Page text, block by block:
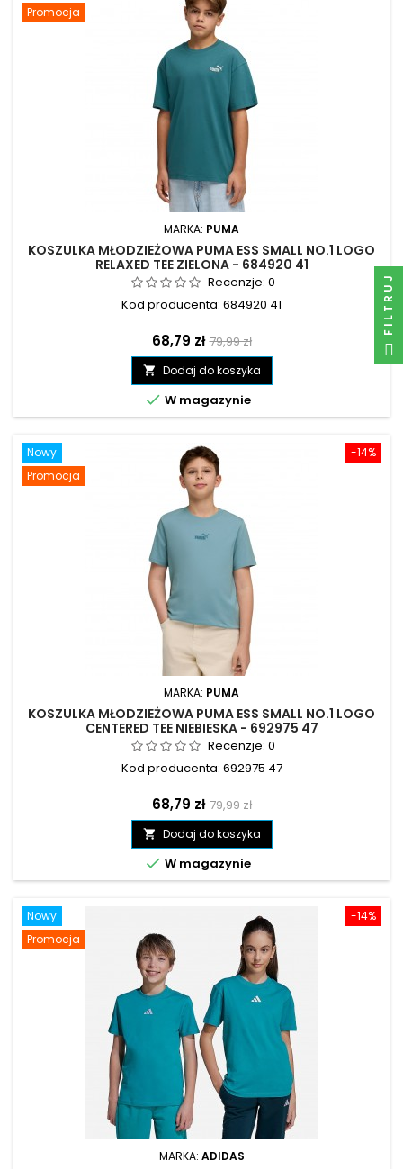
Promocja
MARKA: PUMA
KOSZULKA MŁODZIEŻOWA PUMA ESS SMALL NO.1 LOGO
RELAXED TEE ZIELONA - 684920 41
Recenzje: 0
Kod producenta: 684920 41
Cena
68,79 zł Cena
podstawowa
79,99 zł
 Dodaj do koszyka
 W magazynie
-14%
Nowy
Promocja
MARKA: PUMA
KOSZULKA MŁODZIEŻOWA PUMA ESS SMALL NO.1 LOGO
CENTERED TEE NIEBIESKA - 692975 47
Recenzje: 0
Kod producenta: 692975 47
Cena
68,79 zł Cena
podstawowa
79,99 zł
 Dodaj do koszyka
 W magazynie
-14%
Nowy
Promocja
MARKA: ADIDAS
FILTRUJ